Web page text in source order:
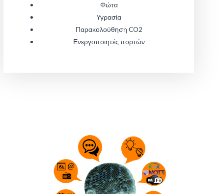
Φώτα
Υγρασία
Παρακολούθηση CO2
Ενεργοποιητές πορτών